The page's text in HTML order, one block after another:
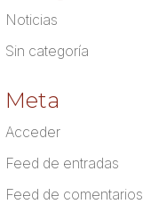
Noticias
Sin categoría
Meta
Acceder
Feed de entradas
Feed de comentarios